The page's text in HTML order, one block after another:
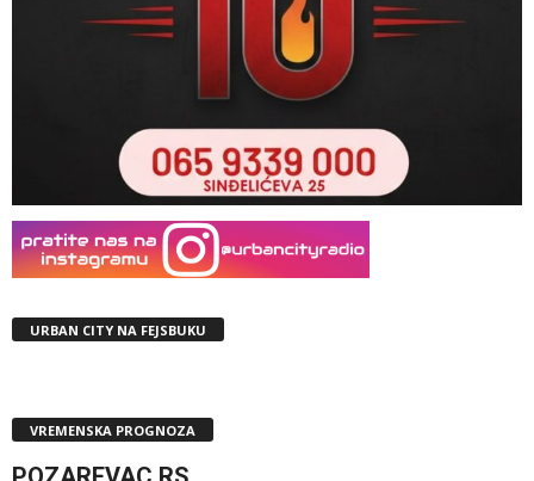
URBAN CITY NA FEJSBUKU
VREMENSKA PROGNOZA